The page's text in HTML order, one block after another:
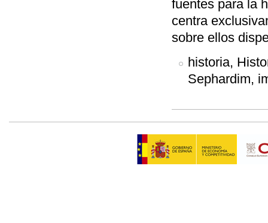
fuentes para la
centra
sobre ellos
historia,
Sephardim,